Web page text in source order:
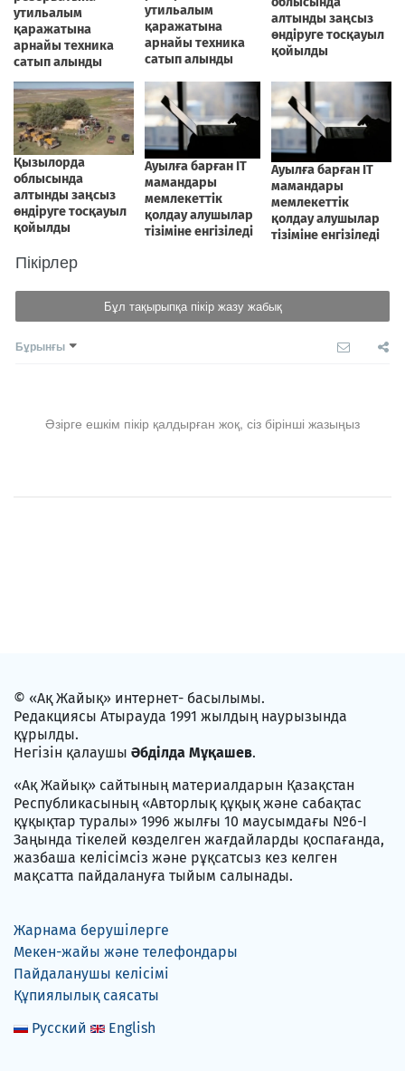
Пікірлер
Бұл тақырыпқа пікір жазу жабық
Бұрынғы
Әзірге ешкім пікір қалдырған жоқ, сіз бірінші жазыңыз
© «Ақ Жайық» интернет- басылымы.
Редакциясы Атырауда 1991 жылдың наурызында
құрылды.
Негізін қалаушы Әбділда Мұқашев.
«Ақ Жайық» сайтының материалдарын Қазақстан
Республикасының «Авторлық құқық және сабақтас
құқықтар туралы» 1996 жылғы 10 маусымдағы №6-I
Заңында тікелей көзделген жағдайларды қоспағанда,
жазбаша келісімсіз және рұқсатсыз кез келген
мақсатта пайдалануға тыйым салынады.
Жарнама берушілерге
Мекен-жайы және телефондары
Пайдаланушы келісімі
Құпиялылық саясаты
Русский
English